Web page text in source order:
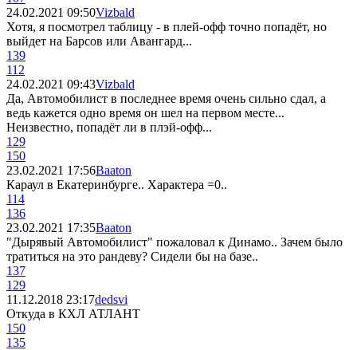
24.02.2021 09:50Vizbald
Хотя, я посмотрел таблицу - в плей-офф точно попадёт, но
выйдет на Барсов или Авангард...
139
112
24.02.2021 09:43Vizbald
Да, Автомобилист в последнее время очень сильно сдал, а
ведь кажется одно время он шел на первом месте...
Неизвестно, попадёт ли в плэй-офф...
129
150
23.02.2021 17:56Baaton
Караул в Екатеринбурге.. Характера =0..
114
136
23.02.2021 17:35Baaton
"Дырявый Автомобилист" пожаловал к Динамо.. Зачем было
тратиться на это рандеву? Сидели бы на базе..
137
129
11.12.2018 23:17dedsvi
Откуда в КХЛ АТЛАНТ
150
135